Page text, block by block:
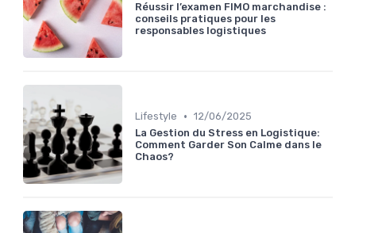
Réussir l’examen FIMO marchandise :
conseils pratiques pour les
responsables logistiques
Lifestyle • 12/06/2025
La Gestion du Stress en Logistique:
Comment Garder Son Calme dans le
Chaos?